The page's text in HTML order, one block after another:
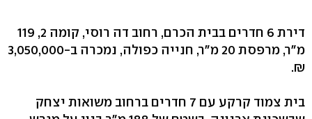
דירת 6 חדרים בבית הכרם, רחוב דה רוסי, קומה 2, 119
מ"ר, מרפסת 20 מ"ר, חנייה כפולה, נמכרה ב-3,050,000
₪.
בית צמוד קרקע עם 7 חדרים ברחוב משואות יצחק